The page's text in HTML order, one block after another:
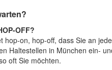
OFF?
hop-on, hop-off, dass Sie an
Haltestellen in München ein-
oft Sie möchten.